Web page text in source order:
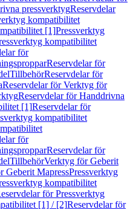
pressverktygReservdelar
kompatibilitet
[1]Pressverktyg
kompatibilitet
för
Reservdelar för
TillbehörReservdelar för
Reservdelar för Verktyg för
Reservdelar för Handdrivna
[1]Reservdelar för
kompatibilitet
för
Reservdelar för
TillbehörVerktyg för Geberit
Geberit MapressPressverktyg
kompatibilitet
för Pressverktyg
[1] / [2]Reservdelar för